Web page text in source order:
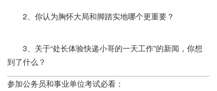
2、你认为胸怀大局和脚踏实地哪个更重要？
3、关于“处长体验快递小哥的一天工作”的新闻，你想
到了什么？
参加公务员和事业单位考试必看：